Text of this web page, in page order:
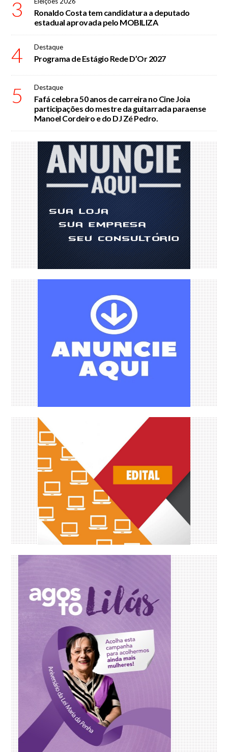
3
Ronaldo Costa tem candidatura a deputado
estadual aprovada pelo MOBILIZA
4 Destaque
Programa de Estágio Rede D’Or 2027
5 Destaque
Fafá celebra 50 anos de carreira no Cine Joia
participações do mestre da guitarrada paraense
Manoel Cordeiro e do DJ Zé Pedro.